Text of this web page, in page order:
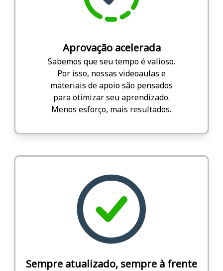
Aprovação acelerada
Sabemos que seu tempo é valioso.
Por isso, nossas videoaulas e
materiais de apoio são pensados
para otimizar seu aprendizado.
Menos esforço, mais resultados.
Sempre atualizado, sempre à frente